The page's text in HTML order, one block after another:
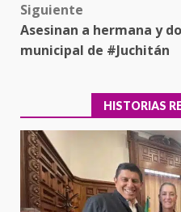
Siguiente
Asesinan a hermana y
municipal de #Juchitán
HISTORIAS